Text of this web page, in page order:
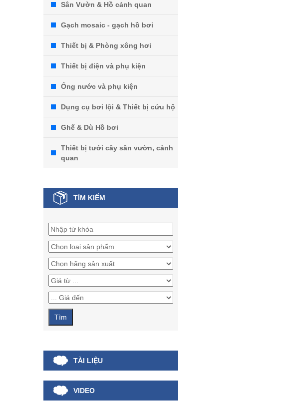
Sân Vườn & Hồ cảnh quan
Gạch mosaic - gạch hồ bơi
Thiết bị & Phòng xông hơi
Thiết bị điện và phụ kiện
Ống nước và phụ kiện
Dụng cụ bơi lội & Thiết bị cứu hộ
Ghế & Dù Hồ bơi
Thiết bị tưới cây sân vườn, cảnh
quan
TÌM KIẾM
TÀI LIỆU
VIDEO